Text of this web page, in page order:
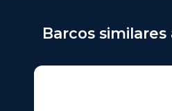
Barcos similares